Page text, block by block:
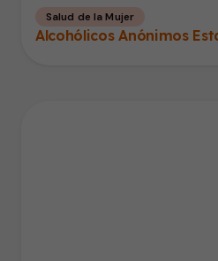
Salud de la Mujer
Alcohólicos Anónimos